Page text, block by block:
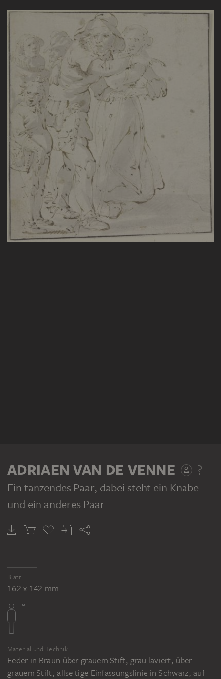
ADRIAEN VAN DE VENNE ?
Ein tanzendes Paar, dabei steht ein Knabe
und ein anderes Paar
Blatt
162 x 142 mm
Material und Technik
Feder in Braun über grauem Stift, grau laviert, über
grauem Stift, allseitige Einfassungslinie in Schwarz, auf